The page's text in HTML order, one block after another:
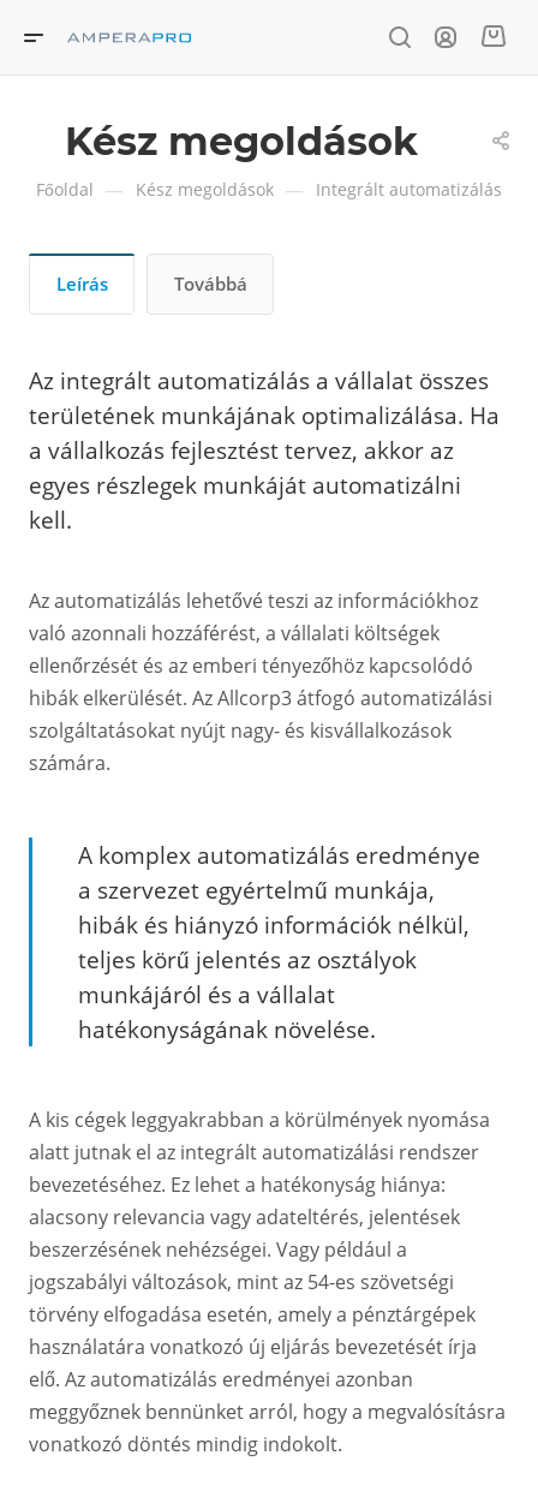
Kész megoldások
Főoldal — Kész megoldások — Integrált automatizálás
Leírás Továbbá
Az integrált automatizálás a vállalat összes
területének munkájának optimalizálása. Ha
a vállalkozás fejlesztést tervez, akkor az
egyes részlegek munkáját automatizálni
kell.
Az automatizálás lehetővé teszi az információkhoz
való azonnali hozzáférést, a vállalati költségek
ellenőrzését és az emberi tényezőhöz kapcsolódó
hibák elkerülését. Az Allcorp3 átfogó automatizálási
szolgáltatásokat nyújt nagy- és kisvállalkozások
számára.
A komplex automatizálás eredménye
a szervezet egyértelmű munkája,
hibák és hiányzó információk nélkül,
teljes körű jelentés az osztályok
munkájáról és a vállalat
hatékonyságának növelése.
A kis cégek leggyakrabban a körülmények nyomása
alatt jutnak el az integrált automatizálási rendszer
bevezetéséhez. Ez lehet a hatékonyság hiánya:
alacsony relevancia vagy adateltérés, jelentések
beszerzésének nehézségei. Vagy például a
jogszabályi változások, mint az 54-es szövetségi
törvény elfogadása esetén, amely a pénztárgépek
használatára vonatkozó új eljárás bevezetését írja
elő. Az automatizálás eredményei azonban
meggyőznek bennünket arról, hogy a megvalósításra
vonatkozó döntés mindig indokolt.